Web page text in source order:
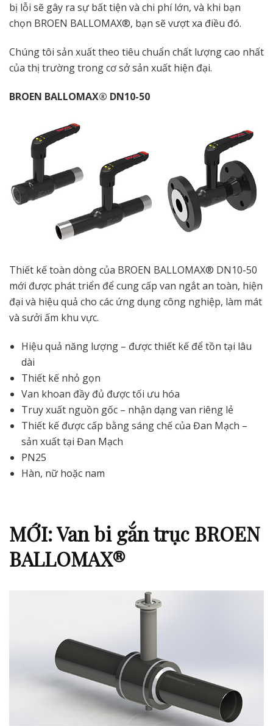
bị lỗi sẽ gây ra sự bất tiện và chi phí lớn, và khi bạn
chọn BROEN BALLOMAX®, bạn sẽ vượt xa điều đó.
Chúng tôi sản xuất theo tiêu chuẩn chất lượng cao nhất
của thị trường trong cơ sở sản xuất hiện đại.
BROEN BALLOMAX® DN10-50
Thiết kế toàn dòng của BROEN BALLOMAX® DN10-50
mới được phát triển để cung cấp van ngắt an toàn, hiện
đại và hiệu quả cho các ứng dụng công nghiệp, làm mát
và sưởi ấm khu vực.
Hiệu quả năng lượng – được thiết kế để tồn tại lâu
dài
Thiết kế nhỏ gọn
Van khoan đầy đủ được tối ưu hóa
Truy xuất nguồn gốc – nhận dạng van riêng lẻ
Thiết kế được cấp bằng sáng chế của Đan Mạch –
sản xuất tại Đan Mạch
PN25
Hàn, nữ hoặc nam
MỚI: Van bi gắn trục BROEN
BALLOMAX®